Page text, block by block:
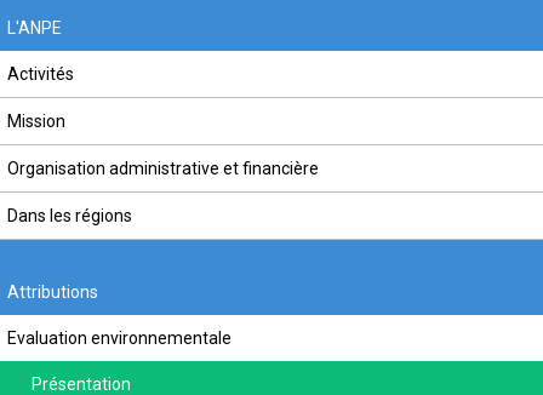
L'ANPE
Activités
Mission
Organisation administrative et financière
Dans les régions
Attributions
Evaluation environnementale
Présentation